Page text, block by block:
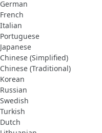
German
French
Italian
Portuguese
Japanese
Chinese (Simplified)
Chinese (Traditional)
Korean
Russian
Swedish
Turkish
Dutch